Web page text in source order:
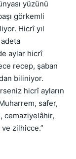
yüzünü
görkemli
Hicrî yıl
aylar hicrî
recep, şaban
biliniyor.
hicrî ayların
safer,
cemaziyelâhir,
zilhicce.”